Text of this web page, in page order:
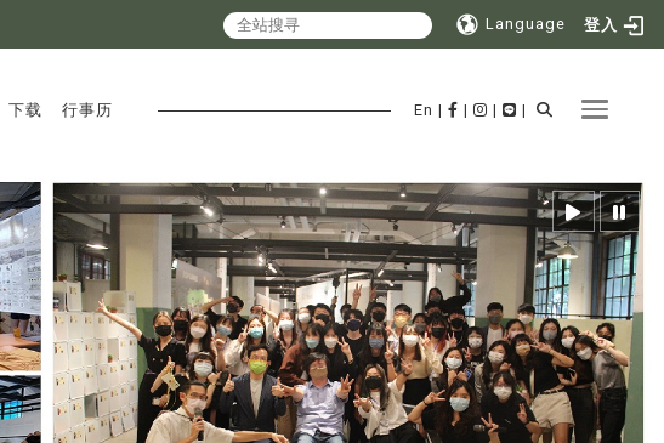
Language 登入
Toggle
下载 行事历 En | | | |